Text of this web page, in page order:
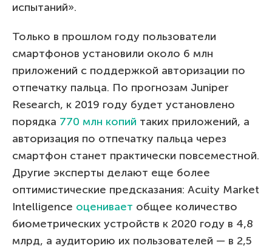
испытаний».
Только в прошлом году пользователи
смартфонов установили около 6 млн
приложений с поддержкой авторизации по
отпечатку пальца. По прогнозам Juniper
Research, к 2019 году будет установлено
порядка 770 млн копий таких приложений, а
авторизация по отпечатку пальца через
смартфон станет практически повсеместной.
Другие эксперты делают еще более
оптимистические предсказания: Acuity Market
Intelligence оценивает общее количество
биометрических устройств к 2020 году в 4,8
млрд, а аудиторию их пользователей — в 2,5